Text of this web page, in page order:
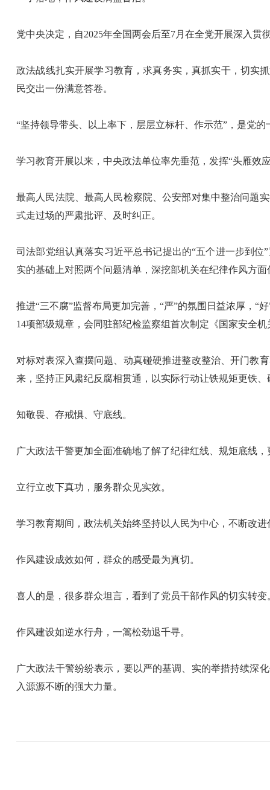
党中央决定，自2025年全国两会后至7月在全党开展深入贯
政法战线扎实开展学习教育，求真务实，真抓实干，切实
民交出一份满意答卷。
“坚持领导带头、以上率下，层层立标杆、作示范”，是党
学习教育开展以来，中央政法单位率先垂范，发挥“头雁效
最高人民法院、最高人民检察院、公安部对集中整治问题
式走过场的严肃批评、及时纠正。
司法部党组认真落实习近平总书记提出的“五个进一步到
实的基础上对照两个问题清单，深挖部机关在纪律作风方
推进“三不腐”监督布局更加完善，“严”的氛围日益浓厚，
14项部级规章，会同驻部纪检监察组首次制定《国家安全
对标对表深入查摆问题、动真碰硬推进整改整治、开门
来，坚持正风肃纪反腐相贯通，以实际行动让铁规矩更铁、
知敬畏、存戒惧、守底线。
广大政法干警更加全面准确地了解了纪律红线、规矩底线
立行立改下真功，服务群众见实效。
学习教育期间，政法机关始终坚持以人民为中心，不断改
作风建设成效如何，群众的感受最为真切。
喜人的是，很多群众坦言，看到了党员干部作风的切实转变
作风建设如逆水行舟，一篙松劲退千寻。
广大政法干警纷纷表示，要以严的基调、实的举措持续深
入源源不断的强大力量。